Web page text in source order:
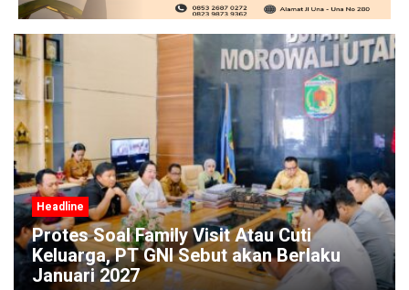
Headline
Protes Soal Family Visit Atau Cuti
Keluarga, PT GNI Sebut akan Berlaku
Januari 2027